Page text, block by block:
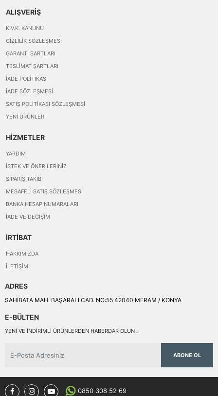
ALIŞVERİŞ
K.V.K. KANUNU
GIZLILIK SÖZLEŞMESI
GARANTI ŞARTLARI
TESLIMAT ŞARTLARI
İADE POLITIKASI
İADE SÖZLEŞMESI
SATIŞ POLITIKASI SÖZLEŞMESI
YENI ÜRÜNLER
HİZMETLER
YARDIM
İSTEK VE ÖNERILERINIZ
SIPARIŞ TAKIBI
MESAFELI SATIŞ SÖZLEŞMESI
BANKA HESAP NUMARALARI
İADE VE DEĞIŞIM
İRTİBAT
HAKKIMIZDA
İLETIŞIM
ADRES
SAHİBATA MAH. BAŞARALI CAD. NO:55 42040 MERAM / KONYA
E-BÜLTEN
YENI VE INDIRIMLI ÜRÜNLERDEN HABERDAR OLUN !
ABONE OL
0850 308 52 69